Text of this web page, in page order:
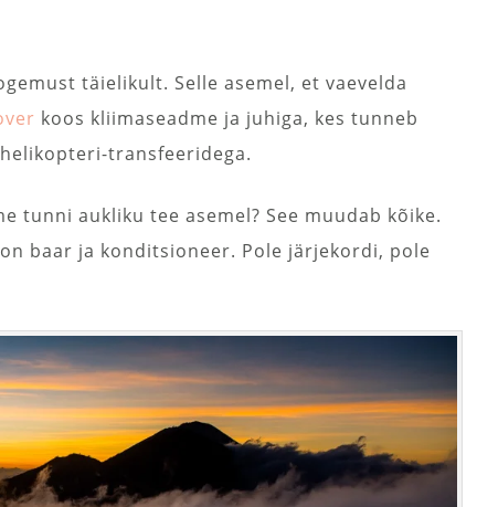
täielikult. Selle asemel, et vaevelda
koos kliimaseadme ja juhiga, kes tunneb
transfeeridega.
tunni aukliku tee asemel? See muudab kõike.
baar ja konditsioneer. Pole järjekordi, pole